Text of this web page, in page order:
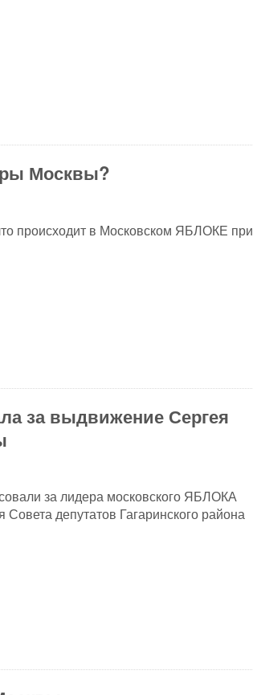
Москвы?
происходит в Московском ЯБЛОКЕ при
за выдвижение Сергея
за лидера московского ЯБЛОКА
депутатов Гагаринского района